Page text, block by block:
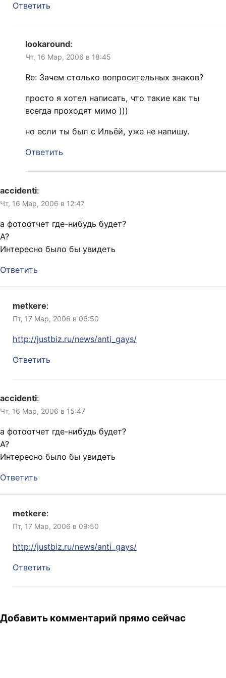
Ответить
lookaround:
Чт, 16 Мар, 2006 в 18:45
Re: Зачем столько вопросительных знаков?
просто я хотел написать, что такие как ты
всегда проходят мимо )))
но если ты был с Ильёй, уже не напишу.
Ответить
accidenti:
Чт, 16 Мар, 2006 в 12:47
а фотоотчет где-нибудь будет?
А?
Интересно было бы увидеть
Ответить
metkere:
Пт, 17 Мар, 2006 в 06:50
http://justbiz.ru/news/anti_gays/
Ответить
accidenti:
Чт, 16 Мар, 2006 в 15:47
а фотоотчет где-нибудь будет?
А?
Интересно было бы увидеть
Ответить
metkere:
Пт, 17 Мар, 2006 в 09:50
http://justbiz.ru/news/anti_gays/
Ответить
Добавить комментарий прямо сейчас